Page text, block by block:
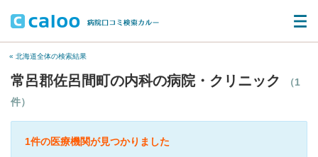
« 北海道全体の検索結果
常呂郡佐呂間町の内科の病院・クリニック
（1
件）
1件の医療機関が見つかりました